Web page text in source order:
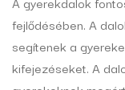
fejlődésében. A
segítenek a
kifejezéseket. A